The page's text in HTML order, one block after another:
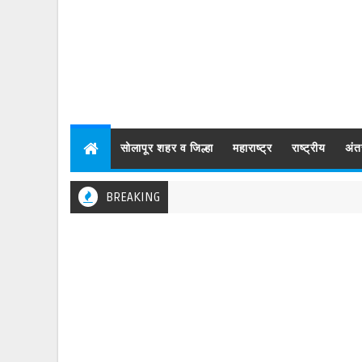
सोलापूर शहर व जिल्हा महाराष्ट्र राष्ट्रीय
BREAKING